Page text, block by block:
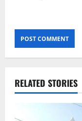
RELATED STORIES